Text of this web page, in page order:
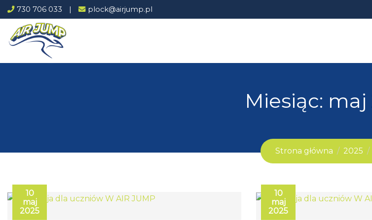
Przejdź
do
treści
730 706 033 | plock@airjump.pl
Miesiąc: maj
Strona główna 2025
10
maj
2025
10
maj
2025